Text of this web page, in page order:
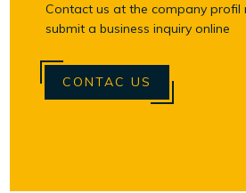
Contact us at the company profil
submit a business inquiry online
CONTAC US